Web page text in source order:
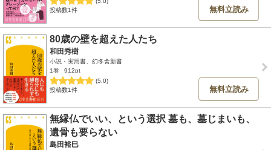
投稿数1件
無料立読み
80歳の壁を超えた人たち
和田秀樹
小説・実用書、幻冬舎新書
1巻
912pt
(5.0)
投稿数1件
無料立読み
無縁仏でいい、という選択 墓も、墓じまいも、
遺骨も要らない
島田裕巳